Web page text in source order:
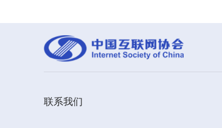
联系我们